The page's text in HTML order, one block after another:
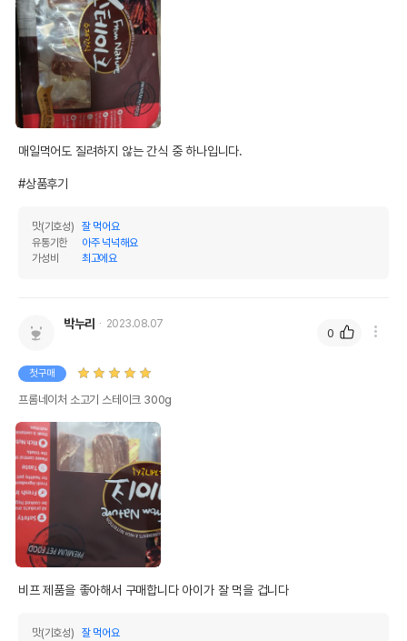
매일먹어도 질려하지 않는 간식 중 하나입니다.
#상품후기
맛(기호성)
잘 먹어요
유통기한
아주 넉넉해요
가성비
최고에요
박누리 2023.08.07
첫구매
프롬네이처 소고기 스테이크 300g
비프 제품을 좋아해서 구매합니다 아이가 잘 먹을 겁니다
맛(기호성)
잘 먹어요
0